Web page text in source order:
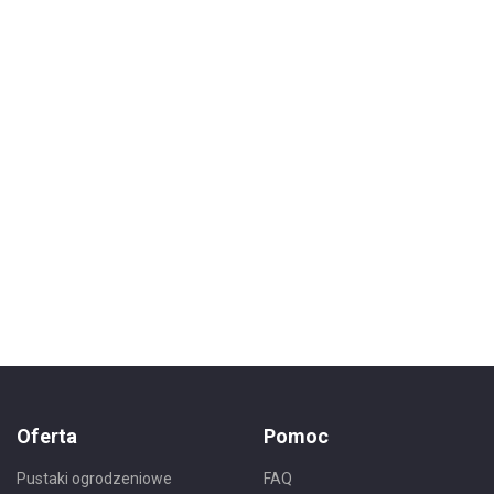
Oferta
Pustaki ogrodzeniowe
Pomoc
FAQ